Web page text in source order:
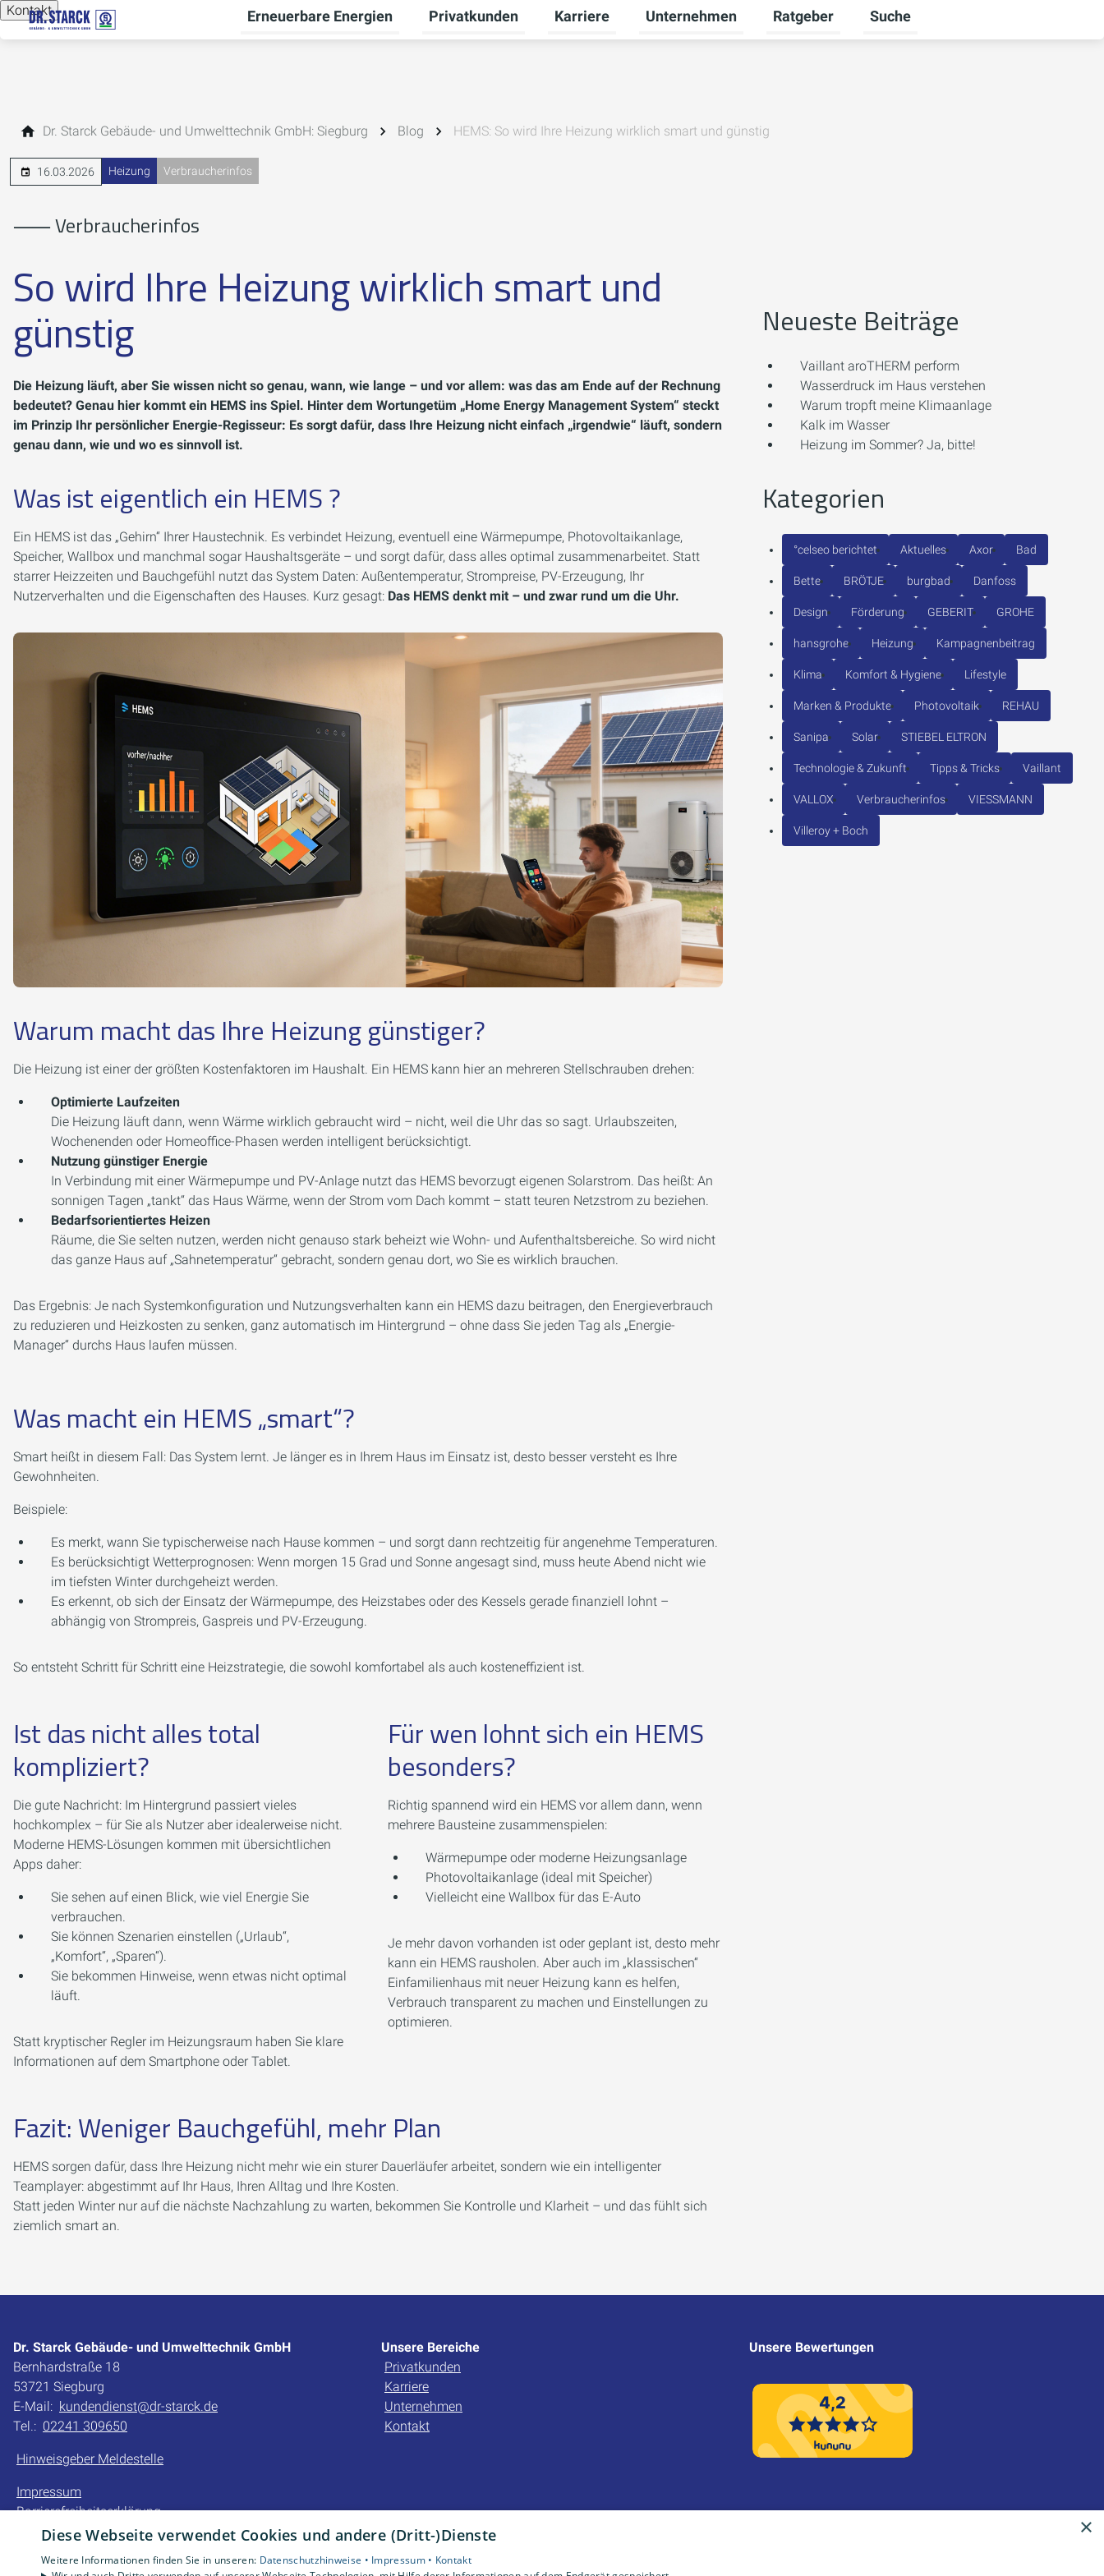
Kontakt Erneuerbare Energien
Untermenü für Erneuerbare Energien umschalten
Privatkunden
Untermenü für Privatkunden umschalten
Karriere
Untermenü für Karriere umschalten
Unternehmen
Untermenü für Unternehmen umschalten
Ratgeber
Untermenü für Ratgeber umschalten
Suche
Dr. Starck Gebäude- und Umwelttechnik GmbH: Siegburg Blog HEMS: So wird Ihre Heizung wirklich smart und günstig
16.03.2026 Heizung Verbraucherinfos
⸺ Verbraucherinfos
So wird Ihre Heizung wirklich smart und
günstig
Die Heizung läuft, aber Sie wissen nicht so genau, wann, wie lange – und vor allem: was das am Ende auf der Rechnung
bedeutet? Genau hier kommt ein HEMS ins Spiel. Hinter dem Wortungetüm „Home Energy Management System“ steckt
im Prinzip Ihr persönlicher Energie-Regisseur: Es sorgt dafür, dass Ihre Heizung nicht einfach „irgendwie“ läuft, sondern
genau dann, wie und wo es sinnvoll ist.
Was ist eigentlich ein HEMS ?
Ein HEMS ist das „Gehirn“ Ihrer Haustechnik. Es verbindet Heizung, eventuell eine Wärmepumpe, Photovoltaikanlage,
Speicher, Wallbox und manchmal sogar Haushaltsgeräte – und sorgt dafür, dass alles optimal zusammenarbeitet. Statt
starrer Heizzeiten und Bauchgefühl nutzt das System Daten: Außentemperatur, Strompreise, PV-Erzeugung, Ihr
Nutzerverhalten und die Eigenschaften des Hauses. Kurz gesagt: Das HEMS denkt mit – und zwar rund um die Uhr.
Warum macht das Ihre Heizung günstiger?
Die Heizung ist einer der größten Kostenfaktoren im Haushalt. Ein HEMS kann hier an mehreren Stellschrauben drehen:
Optimierte Laufzeiten
Die Heizung läuft dann, wenn Wärme wirklich gebraucht wird – nicht, weil die Uhr das so sagt. Urlaubszeiten,
Wochenenden oder Homeoffice-Phasen werden intelligent berücksichtigt.
Nutzung günstiger Energie
In Verbindung mit einer Wärmepumpe und PV-Anlage nutzt das HEMS bevorzugt eigenen Solarstrom. Das heißt: An
sonnigen Tagen „tankt“ das Haus Wärme, wenn der Strom vom Dach kommt – statt teuren Netzstrom zu beziehen.
Bedarfsorientiertes Heizen
Räume, die Sie selten nutzen, werden nicht genauso stark beheizt wie Wohn- und Aufenthaltsbereiche. So wird nicht
das ganze Haus auf „Sahnetemperatur“ gebracht, sondern genau dort, wo Sie es wirklich brauchen.
Das Ergebnis: Je nach Systemkonfiguration und Nutzungsverhalten kann ein HEMS dazu beitragen, den Energieverbrauch
zu reduzieren und Heizkosten zu senken, ganz automatisch im Hintergrund – ohne dass Sie jeden Tag als „Energie-
Manager“ durchs Haus laufen müssen.
Was macht ein HEMS „smart“?
Smart heißt in diesem Fall: Das System lernt. Je länger es in Ihrem Haus im Einsatz ist, desto besser versteht es Ihre
Gewohnheiten.
Beispiele:
Es merkt, wann Sie typischerweise nach Hause kommen – und sorgt dann rechtzeitig für angenehme Temperaturen.
Es berücksichtigt Wetterprognosen: Wenn morgen 15 Grad und Sonne angesagt sind, muss heute Abend nicht wie
im tiefsten Winter durchgeheizt werden.
Es erkennt, ob sich der Einsatz der Wärmepumpe, des Heizstabes oder des Kessels gerade finanziell lohnt –
abhängig von Strompreis, Gaspreis und PV-Erzeugung.
So entsteht Schritt für Schritt eine Heizstrategie, die sowohl komfortabel als auch kosteneffizient ist.
Ist das nicht alles total
kompliziert?
Die gute Nachricht: Im Hintergrund passiert vieles
hochkomplex – für Sie als Nutzer aber idealerweise nicht.
Moderne HEMS-Lösungen kommen mit übersichtlichen
Apps daher:
Sie sehen auf einen Blick, wie viel Energie Sie
verbrauchen.
Sie können Szenarien einstellen („Urlaub“,
„Komfort“, „Sparen“).
Sie bekommen Hinweise, wenn etwas nicht optimal
läuft.
Statt kryptischer Regler im Heizungsraum haben Sie klare
Informationen auf dem Smartphone oder Tablet.
Für wen lohnt sich ein HEMS
besonders?
Richtig spannend wird ein HEMS vor allem dann, wenn
mehrere Bausteine zusammenspielen:
Wärmepumpe oder moderne Heizungsanlage
Photovoltaikanlage (ideal mit Speicher)
Vielleicht eine Wallbox für das E-Auto
Je mehr davon vorhanden ist oder geplant ist, desto mehr
kann ein HEMS rausholen. Aber auch im „klassischen“
Einfamilienhaus mit neuer Heizung kann es helfen,
Verbrauch transparent zu machen und Einstellungen zu
optimieren.
Fazit: Weniger Bauchgefühl, mehr Plan
HEMS sorgen dafür, dass Ihre Heizung nicht mehr wie ein sturer Dauerläufer arbeitet, sondern wie ein intelligenter
Teamplayer: abgestimmt auf Ihr Haus, Ihren Alltag und Ihre Kosten.
Statt jeden Winter nur auf die nächste Nachzahlung zu warten, bekommen Sie Kontrolle und Klarheit – und das fühlt sich
ziemlich smart an.
Neueste Beiträge
Vaillant aroTHERM perform
Wasserdruck im Haus verstehen
Warum tropft meine Klimaanlage
Kalk im Wasser
Heizung im Sommer? Ja, bitte!
Kategorien
°celseo berichtet Aktuelles Axor Bad
Bette BRÖTJE burgbad Danfoss
Design Förderung GEBERIT GROHE
hansgrohe Heizung Kampagnenbeitrag
Klima Komfort & Hygiene Lifestyle
Marken & Produkte Photovoltaik REHAU
Sanipa Solar STIEBEL ELTRON
Technologie & Zukunft Tipps & Tricks Vaillant
VALLOX Verbraucherinfos VIESSMANN
Villeroy + Boch
Dr. Starck Gebäude- und Umwelttechnik GmbH
Bernhardstraße 18
53721 Siegburg
E-Mail: kundendienst@dr-starck.de
Tel.: 02241 309650
Hinweisgeber Meldestelle
Impressum
Barrierefreiheitserklärung
Datenschutzerklärung
Unsere Bereiche
Privatkunden
Karriere
Unternehmen
Kontakt
Unsere Bewertungen
4,2
×
Diese Webseite verwendet Cookies und andere (Dritt-)Dienste
Weitere Informationen finden Sie in unseren: Datenschutzhinweise • Impressum • Kontakt